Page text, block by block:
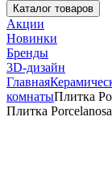
Каталог товаров
Акции
Новинки
Бренды
3D-дизайн
Главная
комнатыПлитка
Плитка